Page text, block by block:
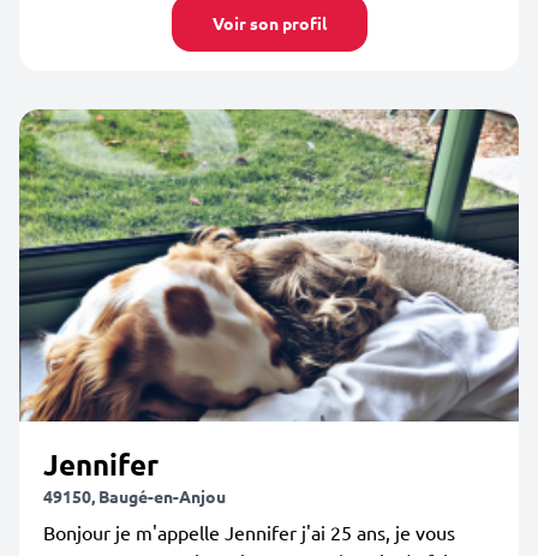
Voir son profil
Jennifer
49150, Baugé-en-Anjou
Bonjour je m'appelle Jennifer j'ai 25 ans, je vous